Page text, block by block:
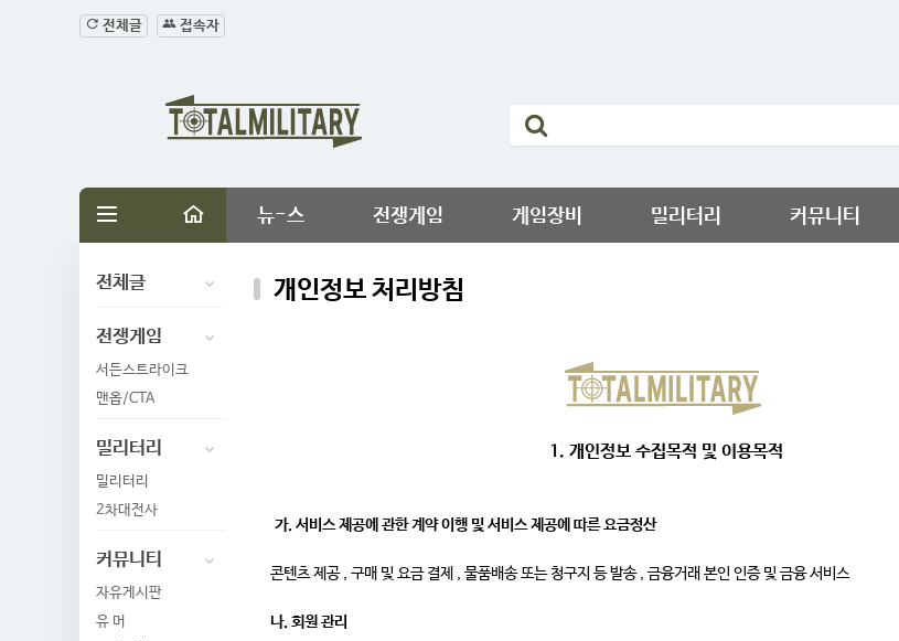
전체글 접속자
뉴-스 전쟁게임 게임장비 밀리터리 커뮤니티
전체글
전쟁게임
서든스트라이크
맨옵/CTA
밀리터리
밀리터리
2차대전사
커뮤니티
자유게시판
유 머
개인정보 처리방침
1. 개인정보 수집목적 및 이용목적
가. 서비스 제공에 관한 계약 이행 및 서비스 제공에 따른 요금정산
콘텐츠 제공 , 구매 및 요금 결제 , 물품배송 또는 청구지 등 발송 , 금융거래 본인 인증 및 금융 서비스
나. 회원 관리